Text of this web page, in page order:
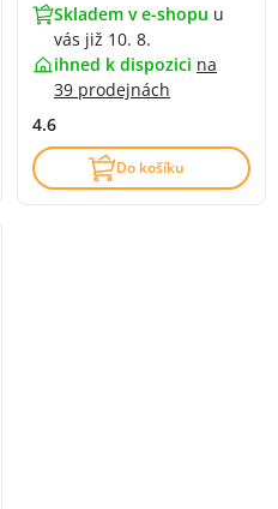
Skladem v e-shopu u
vás již 10. 8.
ihned k dispozici na
39 prodejnách
4.6
Do košíku